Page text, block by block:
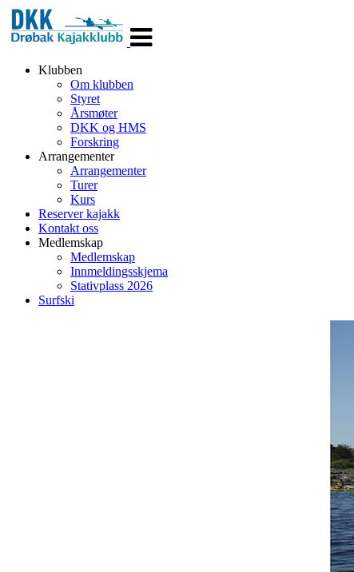
navigasjon
Klubben
Om klubben
Styret
Årsmøter
DKK og HMS
Forskring
Arrangementer
Arrangementer
Turer
Kurs
Reserver kajakk
Kontakt oss
Medlemskap
Medlemskap
Innmeldingsskjema
Stativplass 2026
Surfski